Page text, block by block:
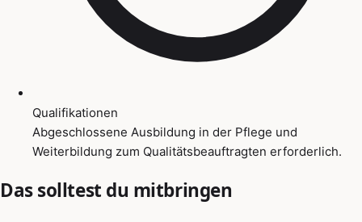
Qualifikationen
Abgeschlossene Ausbildung in der Pflege und
Weiterbildung zum Qualitätsbeauftragten erforderlich.
Das solltest du mitbringen